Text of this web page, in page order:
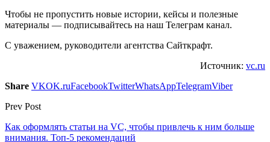
Чтобы не пропустить новые истории, кейсы и полезные
материалы — подписывайтесь на наш Телеграм канал.
С уважением, руководители агентства Сайткрафт.
Источник: vc.ru
Share VKOK.ruFacebookTwitterWhatsAppTelegramViber
Prev Post
Как оформлять статьи на VC, чтобы привлечь к ним больше
внимания. Топ-5 рекомендаций